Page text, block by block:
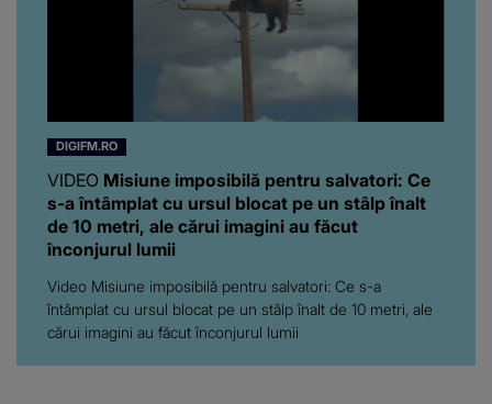
DIGIFM.RO
VIDEO Misiune imposibilă pentru salvatori: Ce
s-a întâmplat cu ursul blocat pe un stâlp înalt
de 10 metri, ale cărui imagini au făcut
înconjurul lumii
Video Misiune imposibilă pentru salvatori: Ce s-a
întâmplat cu ursul blocat pe un stâlp înalt de 10 metri, ale
cărui imagini au făcut înconjurul lumii